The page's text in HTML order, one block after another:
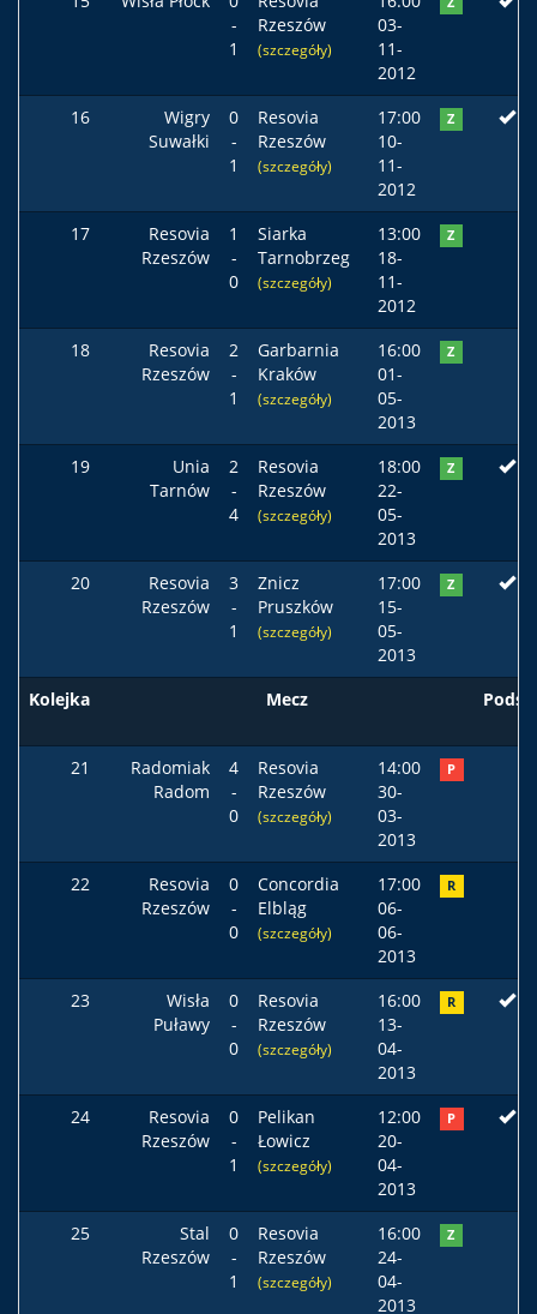
-
1
Rzeszów
(szczegóły)
03-
11-
2012
16
Wigry
Suwałki
0
-
1
Resovia
Rzeszów
(szczegóły)
17:00
10-
11-
2012
Z
17
Resovia
Rzeszów
1
-
0
Siarka
Tarnobrzeg
(szczegóły)
13:00
18-
11-
2012
Z
18
Resovia
Rzeszów
2
-
1
Garbarnia
Kraków
(szczegóły)
16:00
01-
05-
2013
Z
19
Unia
Tarnów
2
-
4
Resovia
Rzeszów
(szczegóły)
18:00
22-
05-
2013
Z
20
Resovia
Rzeszów
3
-
1
Znicz
Pruszków
(szczegóły)
17:00
15-
05-
2013
Z
Kolejka Mecz Podst
21
Radomiak
Radom
4
-
0
Resovia
Rzeszów
(szczegóły)
14:00
30-
03-
2013
P
22
Resovia
Rzeszów
0
-
0
Concordia
Elbląg
(szczegóły)
17:00
06-
06-
2013
R
23
Wisła
Puławy
0
-
0
Resovia
Rzeszów
(szczegóły)
16:00
13-
04-
2013
R
24
Resovia
Rzeszów
0
-
1
Pelikan
Łowicz
(szczegóły)
12:00
20-
04-
2013
P
25
Stal
Rzeszów
0
-
1
Resovia
Rzeszów
(szczegóły)
16:00
24-
04-
2013
Z